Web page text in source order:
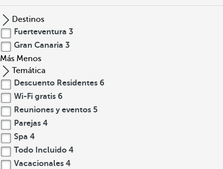
Destinos
Fuerteventura 3
Gran Canaria 3
Más Menos
Temática
Descuento Residentes 6
Wi-Fi gratis 6
Reuniones y eventos 5
Parejas 4
Spa 4
Todo Incluido 4
Vacacionales 4